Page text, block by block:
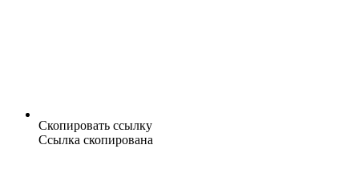
Скопировать ссылку
Ссылка скопирована